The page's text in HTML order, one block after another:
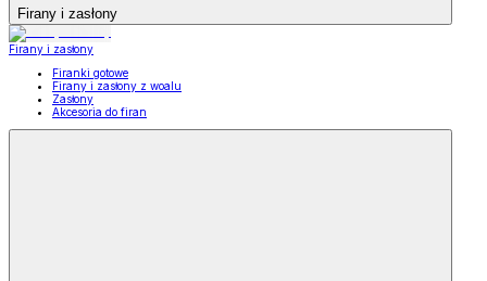
Firany i zasłony
Firany i zasłony
Firanki gotowe
Firany i zasłony z woalu
Zasłony
Akcesoria do firan